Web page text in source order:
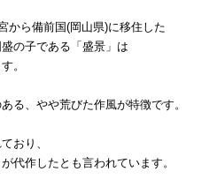
から備前国(岡山県)に移住した
の子である「盛景」は
。
る、やや荒びた作風が特徴です。
おり、
代作したとも言われています。